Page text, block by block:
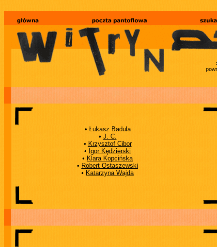
• Łukasz Badula
• J. C.
• Krzysztof Cibor
• Igor Kędzierski
• Klara Kopcińska
• Robert Ostaszewski
• Katarzyna Wajda